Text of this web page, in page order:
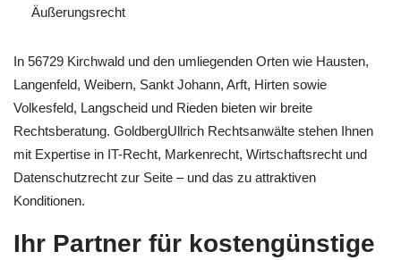
Äußerungsrecht
In 56729 Kirchwald und den umliegenden Orten wie Hausten,
Langenfeld, Weibern, Sankt Johann, Arft, Hirten sowie
Volkesfeld, Langscheid und Rieden bieten wir breite
Rechtsberatung. GoldbergUllrich Rechtsanwälte stehen Ihnen
mit Expertise in IT-Recht, Markenrecht, Wirtschaftsrecht und
Datenschutzrecht zur Seite – und das zu attraktiven
Konditionen.
Ihr Partner für kostengünstige